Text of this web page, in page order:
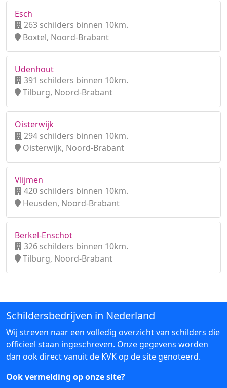
Esch
263 schilders binnen 10km.
Boxtel, Noord-Brabant
Udenhout
391 schilders binnen 10km.
Tilburg, Noord-Brabant
Oisterwijk
294 schilders binnen 10km.
Oisterwijk, Noord-Brabant
Vlijmen
420 schilders binnen 10km.
Heusden, Noord-Brabant
Berkel-Enschot
326 schilders binnen 10km.
Tilburg, Noord-Brabant
Schildersbedrijven in Nederland
Wij streven naar een volledig overzicht van schilders die
officieel staan ingeschreven. Onze gegevens worden
dan ook direct vanuit de KVK op de site genoteerd.
Ook vermelding op onze site?